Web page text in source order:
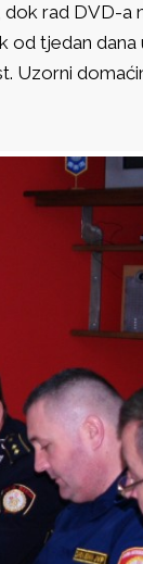
dok rad DVD-a
od tjedan
Uzorni